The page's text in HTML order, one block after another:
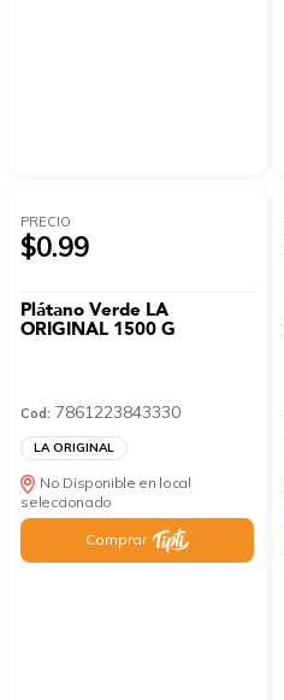
PRECIO
$0.99
Plátano Verde LA
ORIGINAL 1500 G
Cod: 7861223843330
LA ORIGINAL
No Disponible en local
seleccionado
Comprar